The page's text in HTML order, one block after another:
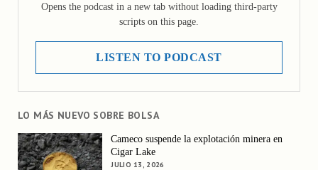
Opens the podcast in a new tab without loading third-party
scripts on this page.
LISTEN TO PODCAST
LO MÁS NUEVO SOBRE BOLSA
Cameco suspende la explotación minera en
Cigar Lake
JULIO 13, 2026